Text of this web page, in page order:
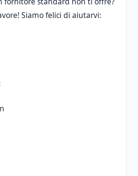
Siamo felici di aiutarvi: